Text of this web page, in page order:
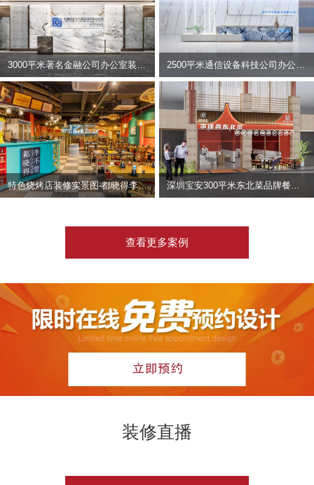
2500平米通信设备科技公司办公室设计 | 宇泰科技
特色烧烤店装修实景图-都晓得李不管
查看更多案例
装修直播